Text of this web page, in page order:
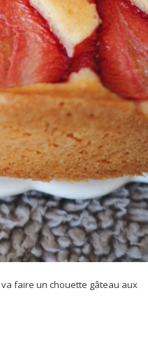
faire un chouette gâteau aux